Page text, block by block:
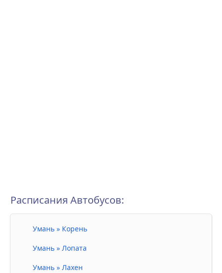
Расписания Автобусов:
Умань » Корень
Умань » Лопата
Умань » Лахен